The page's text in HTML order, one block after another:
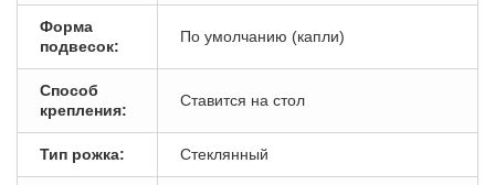
Форма
подвесок:
По умолчанию (капли)
Способ
крепления:
Ставится на стол
Тип рожка: Стеклянный